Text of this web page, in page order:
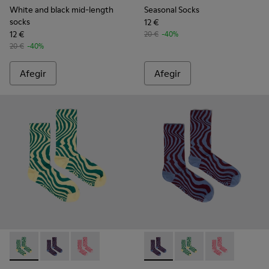
White and black mid-length
socks
12 €
20 € -40%
Afegir
Seasonal Socks
12 €
20 € -40%
Afegir
Seasonal Socks - KA00077-002 - Mitjons de mitja canya
Seasonal Socks - KA00077-003 - Mitjons de mitja
Seasonal Socks - KA00077-001 - Mitjons de
Seasonal Socks -
Seasonal Socks -
Seasonal